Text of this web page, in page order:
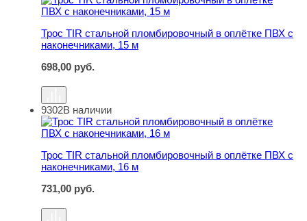
Трос TIR стальной пломбировочный в оплётке ПВХ с
наконечниками, 15 м
698,00 руб.
Трос TIR стальной пломбировочный в оплётке ПВХ с
9302В наличии
Трос TIR стальной пломбировочный в оплётке ПВХ с
наконечниками, 16 м
731,00 руб.